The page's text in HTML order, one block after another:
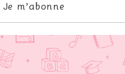
Je m’abonne